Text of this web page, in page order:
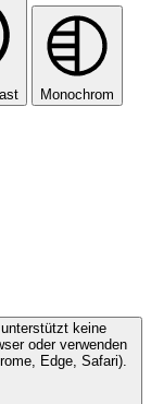
Monochrom
unterstützt keine
oder verwenden
Edge, Safari).